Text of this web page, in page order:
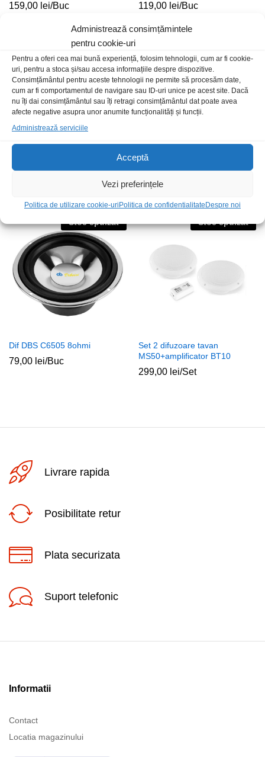
Administrează consimțămintele
pentru cookie-uri
Pentru a oferi cea mai bună experiență, folosim tehnologii, cum ar fi cookie-
uri, pentru a stoca și/sau accesa informațiile despre dispozitive.
Consimțământul pentru aceste tehnologii ne permite să procesăm date,
cum ar fi comportamentul de navigare sau ID-uri unice pe acest site. Dacă
nu îți dai consimțământul sau îți retragi consimțământul dat poate avea
afecte negative asupra unor anumite funcționalități și funcții.
Administrează serviciile
Acceptă
Vezi preferințele
Politica de utilizare cookie-uri Politica de confidentialitate Despre noi
159,00 lei/Buc 119,00 lei/Buc
2209 0.5W 8R
Difuzor Alien AN-0815 8Ohmi
Stoc epuizat
Dif DBS C6505 8ohmi
79,00 lei/Buc
Stoc epuizat
Set 2 difuzoare tavan
MS50+amplificator BT10
299,00 lei/Set
Livrare rapida
Posibilitate retur
Plata securizata
Suport telefonic
Informatii
Contact
Locatia magazinului